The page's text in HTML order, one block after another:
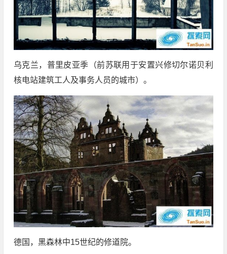
乌克兰，普里皮亚季（前苏联用于安置兴修切尔诺贝利
核电站建筑工人及事务人员的城市）。
德国，黑森林中15世纪的修道院。